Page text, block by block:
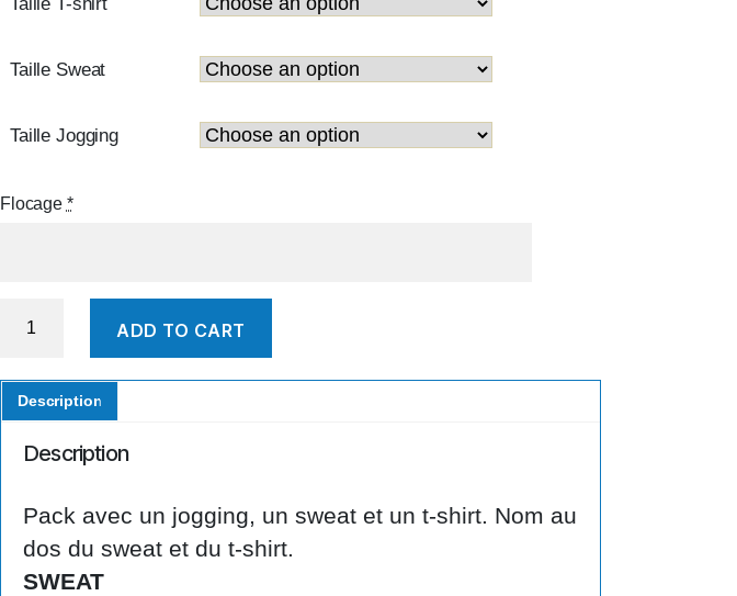
Taille Sweat
Taille Jogging
Flocage *
Junior
ADD TO CART
Description
Description
Pack avec un jogging, un sweat et un t-shirt. Nom au
dos du sweat et du t-shirt.
SWEAT